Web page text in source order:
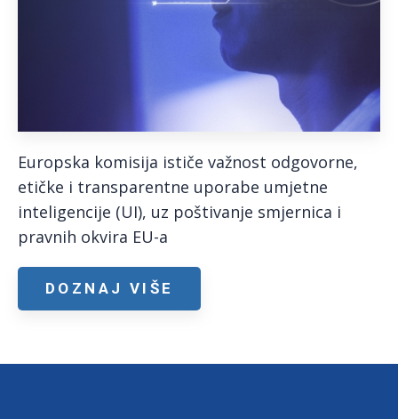
Europska komisija ističe važnost odgovorne,
etičke i transparentne uporabe umjetne
inteligencije (UI), uz poštivanje smjernica i
pravnih okvira EU-a
DOZNAJ VIŠE